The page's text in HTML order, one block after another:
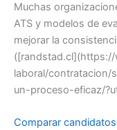
Muchas
ATS y modelos de
mejorar la
laboral/contratacion/
un-proceso-eficaz/
Comparar